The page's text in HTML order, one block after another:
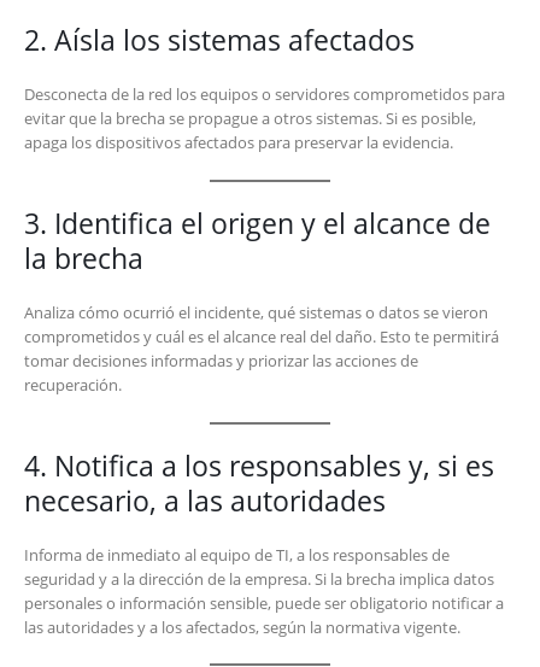
2. Aísla los sistemas afectados
Desconecta de la red los equipos o servidores comprometidos para
evitar que la brecha se propague a otros sistemas. Si es posible,
apaga los dispositivos afectados para preservar la evidencia.
3. Identifica el origen y el alcance de
la brecha
Analiza cómo ocurrió el incidente, qué sistemas o datos se vieron
comprometidos y cuál es el alcance real del daño. Esto te permitirá
tomar decisiones informadas y priorizar las acciones de
recuperación.
4. Notifica a los responsables y, si es
necesario, a las autoridades
Informa de inmediato al equipo de TI, a los responsables de
seguridad y a la dirección de la empresa. Si la brecha implica datos
personales o información sensible, puede ser obligatorio notificar a
las autoridades y a los afectados, según la normativa vigente.